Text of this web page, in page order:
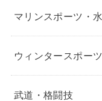
マリンスポーツ・
ウィンタースポーツ
武道・格闘技